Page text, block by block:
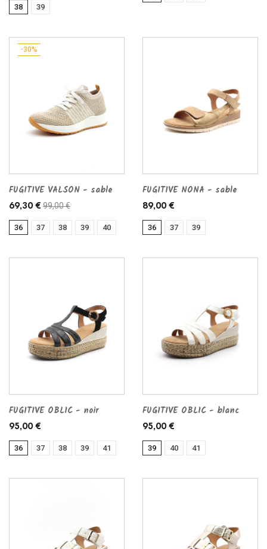
38 39
-30%
FUGITIVE VALSON - sable
69,30 € 99,00 €
36 37 38 39 40
FUGITIVE NONA - sable
89,00 €
36 37 39
FUGITIVE OBLIC - noir
95,00 €
36 37 38 39 41
FUGITIVE OBLIC - blanc
95,00 €
39 40 41